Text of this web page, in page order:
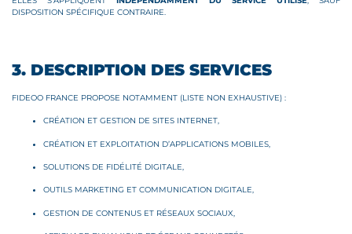
DISPOSITION SPÉCIFIQUE CONTRAIRE.
3. DESCRIPTION DES SERVICES
FIDEOO FRANCE PROPOSE NOTAMMENT (LISTE NON EXHAUSTIVE) :
CRÉATION ET GESTION DE SITES INTERNET,
CRÉATION ET EXPLOITATION D’APPLICATIONS MOBILES,
SOLUTIONS DE FIDÉLITÉ DIGITALE,
OUTILS MARKETING ET COMMUNICATION DIGITALE,
GESTION DE CONTENUS ET RÉSEAUX SOCIAUX,